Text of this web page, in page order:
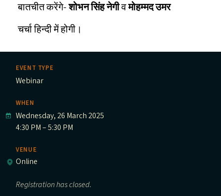
बातचीत करेंगे-शोभन सिंह नेगीवमोहम्मद उमर
चर्चा हिन्दी में होगी।
EVENT TYPE
Webinar
WHEN
Wednesday, 26 March 2025
4:30 PM – 5:30 PM
VENUE
Online
Registration has closed.